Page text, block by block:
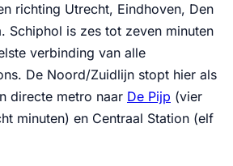
richting Utrecht, Eindhoven, Den
Schiphol is zes tot zeven minuten
verbinding van alle
De Noord/Zuidlijn stopt hier als
directe metro naar De Pijp (vier
minuten) en Centraal Station (elf